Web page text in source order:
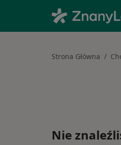
Strona Główna
Nie